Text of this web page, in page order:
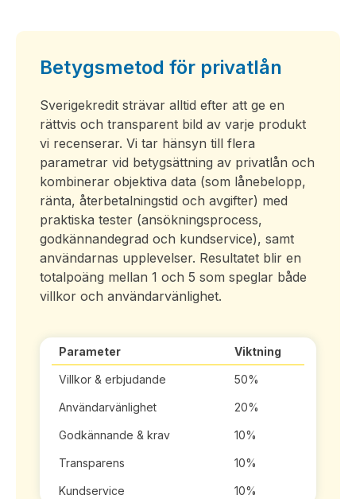
Betygsmetod för privatlån
Sverigekredit strävar alltid efter att ge en
rättvis och transparent bild av varje produkt
vi recenserar. Vi tar hänsyn till flera
parametrar vid betygsättning av privatlån och
kombinerar objektiva data (som lånebelopp,
ränta, återbetalningstid och avgifter) med
praktiska tester (ansökningsprocess,
godkännandegrad och kundservice), samt
användarnas upplevelser. Resultatet blir en
totalpoäng mellan 1 och 5 som speglar både
villkor och användarvänlighet.
Parameter Viktning
Villkor & erbjudande 50%
Användarvänlighet 20%
Godkännande & krav 10%
Transparens 10%
Kundservice 10%